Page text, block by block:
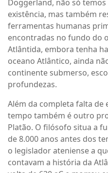
Doggerland, não só
existência, mas também
ferramentas humanas
encontradas no fundo do
Atlântida, embora tenha
oceano Atlântico, ainda
continente submerso,
profundezas.
Além da completa falta de
tempo também é outro
Platão. O filósofo situa a
de 8.000 anos antes dos
o legislador ateniense a
contavam a história da